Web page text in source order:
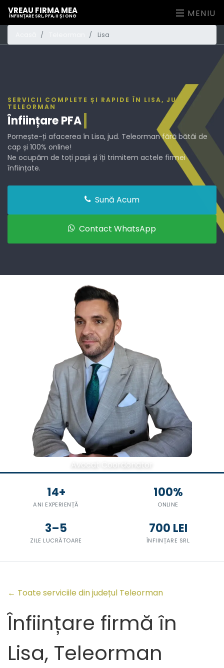
VREAU FIRMA MEA
ÎNFIINȚARE SRL, PFA, II ȘI ONG MENIU
Lisa
SERVICII COMPLETE ȘI RAPIDE ÎN LISA, JUD.
TELEORMAN
ÎnființarePFA
Pornește-ți afacerea în Lisa, jud. Teleorman fără bătăi de
cap și 100% online!
Ne ocupăm de toți pașii și îți trimitem actele firmei
înființate.
Sună Acum
Contact WhatsApp
Avocat Coordonator
14+
ANI EXPERIENȚĂ
100%
ONLINE
3–5
ZILE LUCRĂTOARE
700 LEI
ÎNFIINȚARE SRL
← Toate serviciile din județul Teleorman
Înființare firmă în
Lisa, Teleorman